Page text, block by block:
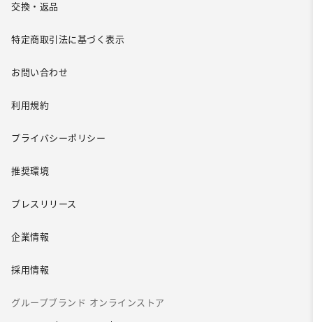
交換・返品
特定商取引法に基づく表示
お問い合わせ
利用規約
プライバシーポリシー
推奨環境
プレスリリース
企業情報
採用情報
グループブランド オンラインストア